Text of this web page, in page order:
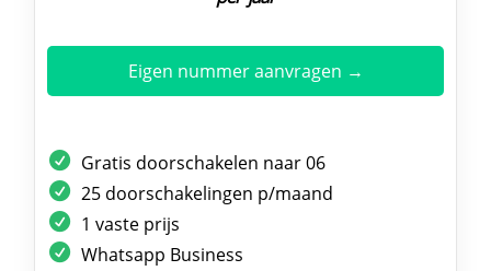
Eigen nummer aanvragen →
Gratis doorschakelen naar 06
25 doorschakelingen p/maand
1 vaste prijs
Whatsapp Business